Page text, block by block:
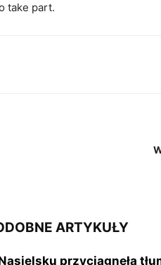
take part.
ARTYKUŁY
przyciągnęła